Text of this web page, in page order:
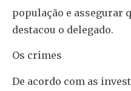
população e assegurar
destacou o delegado.
Os crimes
De acordo com as